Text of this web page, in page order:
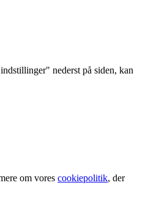
nederst på siden, kan
om vores cookiepolitik, der